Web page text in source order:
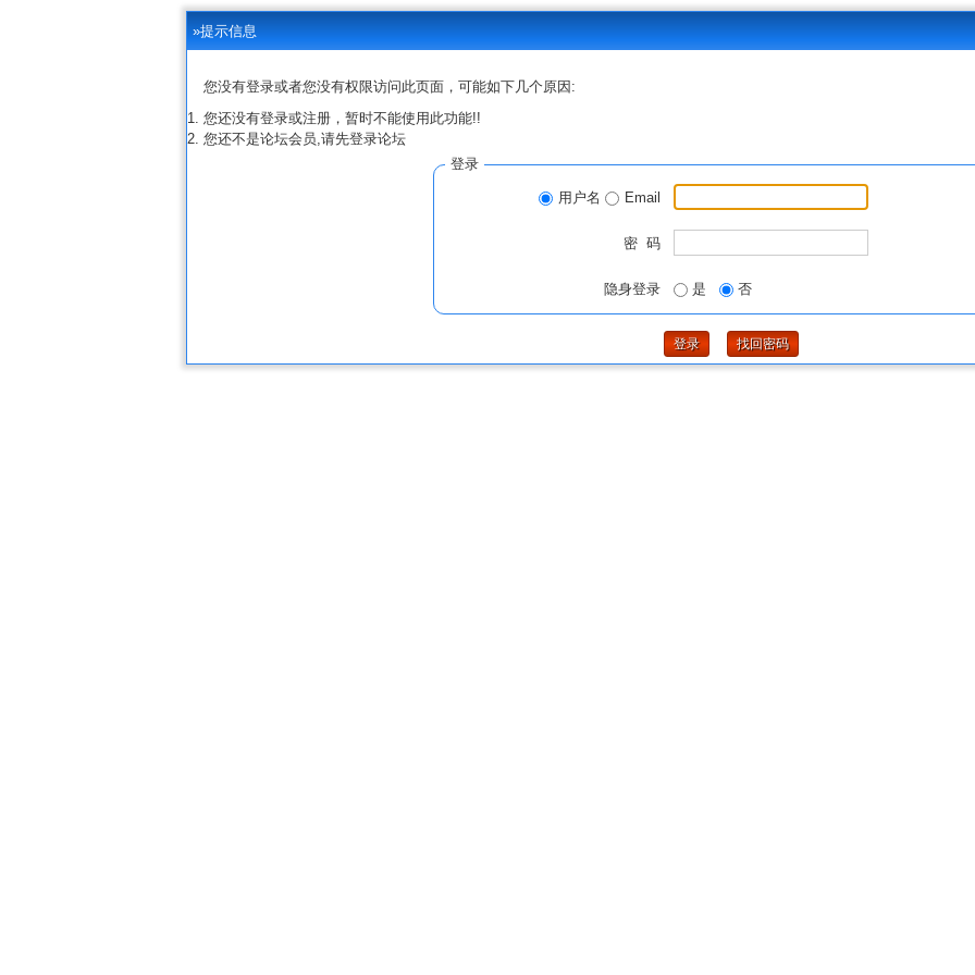
»提示信息
您没有登录或者您没有权限访问此页面，可能如下几个原因:
您还没有登录或注册，暂时不能使用此功能!!
您还不是论坛会员,请先登录论坛
登录
用户名 Email
密 码
隐身登录 是 否